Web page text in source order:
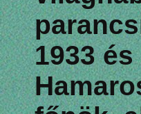
1933